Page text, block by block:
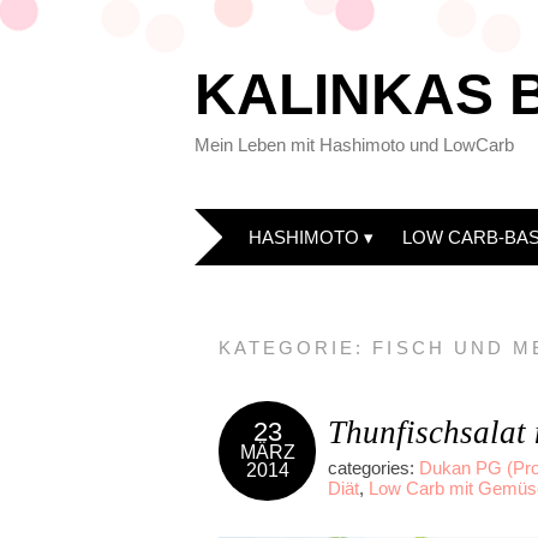
KALINKAS
Mein Leben mit Hashimoto und LowCarb
HASHIMOTO LOW CARB-
KATEGORIE: FISCH UND
23
MÄRZ
2014
categories: Dukan PG
Diät, Low Carb mit